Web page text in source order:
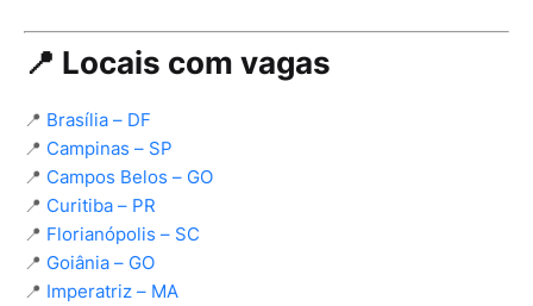
📍 Locais com vagas
📍 Brasília – DF
📍 Campinas – SP
📍 Campos Belos – GO
📍 Curitiba – PR
📍 Florianópolis – SC
📍 Goiânia – GO
📍 Imperatriz – MA